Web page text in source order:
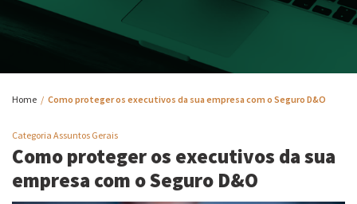
SEGUROS
CADASTRO CORRETOR
Home / Como proteger os executivos da sua empresa com o Seguro D&O
Categoria Assuntos Gerais
Como proteger os executivos da sua
empresa com o Seguro D&O